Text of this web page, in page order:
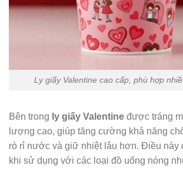
Ly giấy Valentine cao cấp, phù hợp
Bên trong ly giấy Valentine được tráng
lượng cao, giúp tăng cường khả năng
rò rỉ nước và giữ nhiệt lâu hơn. Điều này
khi sử dụng với các loại đồ uống nóng